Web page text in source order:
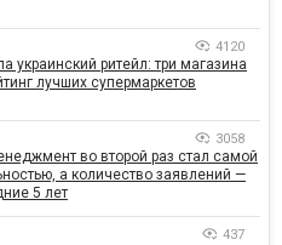
4120
украинский ритейл: три магазина
лучших супермаркетов
3058
во второй раз стал самой
а количество заявлений —
5 лет
437